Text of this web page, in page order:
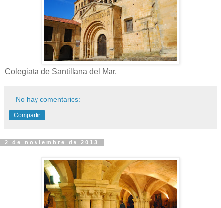
Colegiata de Santillana del Mar.
No hay comentarios:
Compartir
2 de noviembre de 2013